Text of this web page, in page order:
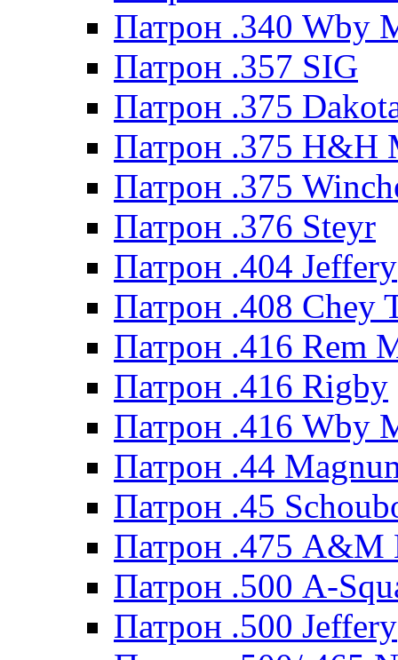
Патрон .340 Wby
Патрон .357 SIG
Патрон .375
Патрон .375 H&H
Патрон .375
Патрон .376 Steyr
Патрон .404 Jeffery
Патрон .408 Chey
Патрон .416 Rem
Патрон .416 Rigby
Патрон .416 Wby
Патрон .44
Патрон .45
Патрон .475 A&M
Патрон .500 A-
Патрон .500 Jeffery